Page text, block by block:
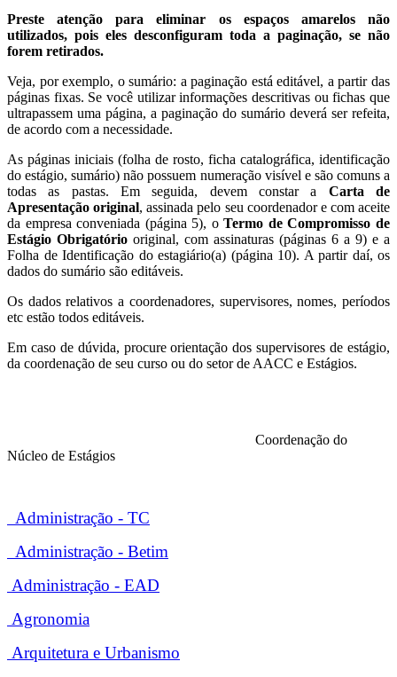
Preste atenção para eliminar os espaços amarelos não
utilizados, pois eles desconfiguram toda a paginação, se não
forem retirados.
Veja, por exemplo, o sumário: a paginação está editável, a partir das
páginas fixas. Se você utilizar informações descritivas ou fichas que
ultrapassem uma página, a paginação do sumário deverá ser refeita,
de acordo com a necessidade.
As páginas iniciais (folha de rosto, ficha catalográfica, identificação
do estágio, sumário) não possuem numeração visível e são comuns a
todas as pastas. Em seguida, devem constar a Carta de
Apresentação original, assinada pelo seu coordenador e com aceite
da empresa conveniada (página 5), oTermo de Compromisso de
Estágio Obrigatório original, com assinaturas (páginas 6 a 9) e a
Folha de Identificação do estagiário(a) (página 10). A partir daí, os
dados do sumário são editáveis.
Os dados relativos a coordenadores, supervisores, nomes, períodos
etc estão todos editáveis.
Em caso de dúvida, procure orientação dos supervisores de estágio,
da coordenação de seu curso ou do setor de AACC e Estágios.
Coordenação do
Núcleo de Estágios
Administração - TC
Administração - Betim
Administração - EAD
Agronomia
Arquitetura e Urbanismo